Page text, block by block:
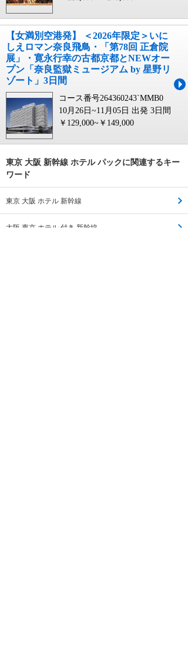
【女満別空港発】 ＜2026年限定＞いに
しえロマン奈良飛鳥・「第78回 正倉院
展」・寛永行幸の古都京都とNEWオー
プン「奈良監獄ミュージアム by 星野リ
ゾート」3日間
コース番号264360243`MMB0
10月26日~11月05日 出発 3日間
￥129,000~￥149,000
東京 大阪 新幹線 ホテル パックに関連するキー
ワード
東京 大阪 ホテル 新幹線
大阪 東京 ホテル 付き 新幹線